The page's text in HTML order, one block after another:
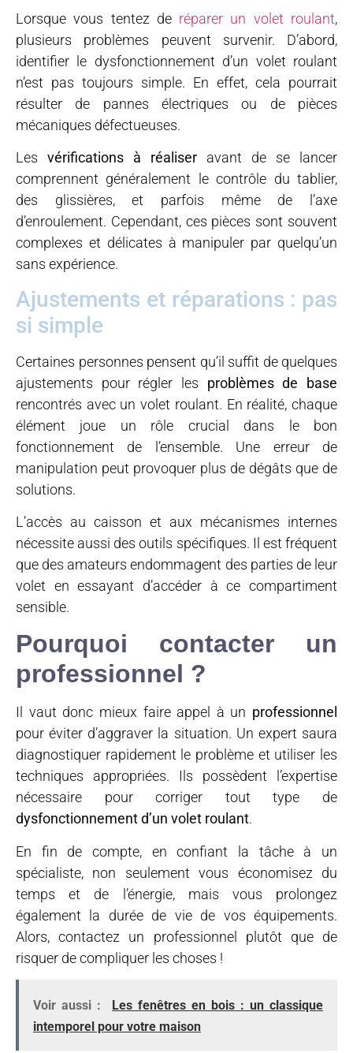
Lorsque vous tentez de réparer un volet roulant,
plusieurs problèmes peuvent survenir. D’abord,
identifier le dysfonctionnement d’un volet roulant
n’est pas toujours simple. En effet, cela pourrait
résulter de pannes électriques ou de pièces
mécaniques défectueuses.
Les vérifications à réaliser avant de se lancer
comprennent généralement le contrôle du tablier,
des glissières, et parfois même de l’axe
d’enroulement. Cependant, ces pièces sont souvent
complexes et délicates à manipuler par quelqu’un
sans expérience.
Ajustements et réparations : pas
si simple
Certaines personnes pensent qu’il suffit de quelques
ajustements pour régler les problèmes de base
rencontrés avec un volet roulant. En réalité, chaque
élément joue un rôle crucial dans le bon
fonctionnement de l’ensemble. Une erreur de
manipulation peut provoquer plus de dégâts que de
solutions.
L’accès au caisson et aux mécanismes internes
nécessite aussi des outils spécifiques. Il est fréquent
que des amateurs endommagent des parties de leur
volet en essayant d’accéder à ce compartiment
sensible.
Pourquoi contacter un
professionnel ?
Il vaut donc mieux faire appel à un professionnel
pour éviter d’aggraver la situation. Un expert saura
diagnostiquer rapidement le problème et utiliser les
techniques appropriées. Ils possèdent l’expertise
nécessaire pour corriger tout type de
dysfonctionnement d’un volet roulant.
En fin de compte, en confiant la tâche à un
spécialiste, non seulement vous économisez du
temps et de l’énergie, mais vous prolongez
également la durée de vie de vos équipements.
Alors, contactez un professionnel plutôt que de
risquer de compliquer les choses !
Voir aussi :
Les fenêtres en bois : un classique
intemporel pour votre maison